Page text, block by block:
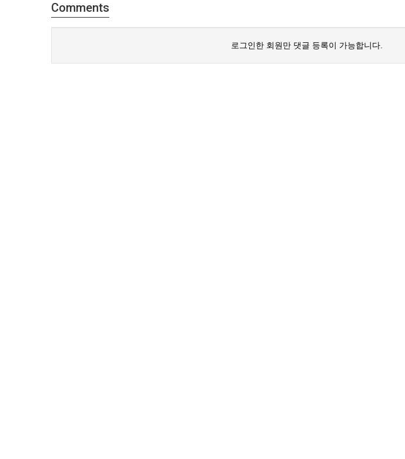
Comments
로그인한 회원만 댓글 등록이 가능합니다.